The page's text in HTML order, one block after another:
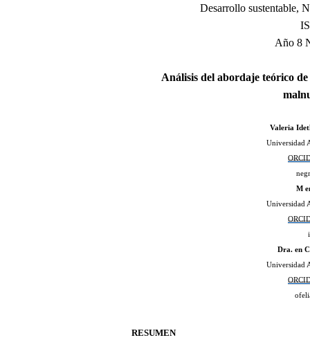
Desarrollo sustentable,
Año 8
Análisis del abordaje teórico
Valeria
Universidad
M
Universidad
Dra. en
Universidad
RESUMEN